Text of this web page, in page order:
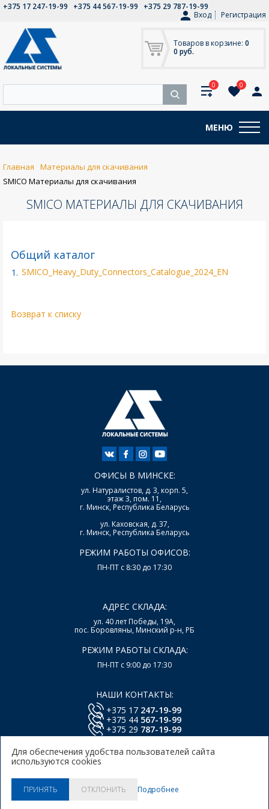
+375 17 247-19-99 +375 44 567-19-99
+375 29 787-19-99
Вход
Регистрация
Товаров в корзине: 0
0 руб.
0 0
МЕНЮ
Главная
Материалы для скачивания
SMICO Материалы для скачивания
SMICO МАТЕРИАЛЫ ДЛЯ СКАЧИВАНИЯ
Общий каталог
SMICO_Heavy_Duty_Connectors_Catalogue_2024_EN
Возврат к списку
ОФИСЫ В МИНСКЕ:
ул. Натуралистов, д. 3, корп. 5,
этаж 3, пом. 11,
г. Минск, Республика Беларусь
ул. Каховская, д. 37,
г. Минск, Республика Беларусь
РЕЖИМ РАБОТЫ ОФИСОВ:
ПН-ПТ с 8:30 до 17:30
АДРЕС СКЛАДА:
ул. 40 лет Победы, 19А,
пос. Боровляны, Минский р-н, РБ
РЕЖИМ РАБОТЫ СКЛАДА:
ПН-ПТ с 9:00 до 17:30
НАШИ КОНТАКТЫ:
+375 17 247-19-99
+375 44 567-19-99
+375 29 787-19-99
Политика использования
куки.
© 2026, ООО "Локальные системы"
Для обеспечения удобства пользователей сайта
используются cookies
ПРИНЯТЬ ОТКЛОНИТЬ Подробнее